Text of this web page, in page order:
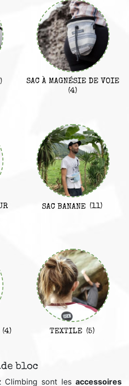
SAC À MAGNÉSIE DE VOIE
(4)
SAC BANANE (11)
(4) TEXTILE (5)
bloc
Climbing sont les accessoires